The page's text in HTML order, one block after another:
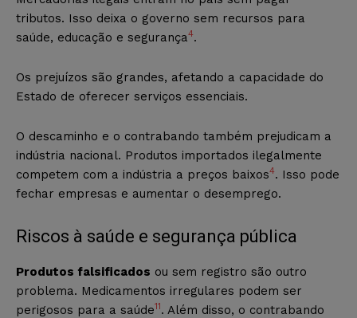
tributos. Isso deixa o governo sem recursos para
saúde, educação e segurança4.
Os prejuízos são grandes, afetando a capacidade do
Estado de oferecer serviços essenciais.
O descaminho e o contrabando também prejudicam a
indústria nacional. Produtos importados ilegalmente
competem com a indústria a preços baixos4. Isso pode
fechar empresas e aumentar o desemprego.
Riscos à saúde e segurança pública
Produtos falsificados ou sem registro são outro
problema. Medicamentos irregulares podem ser
perigosos para a saúde11 . Além disso, o contrabando